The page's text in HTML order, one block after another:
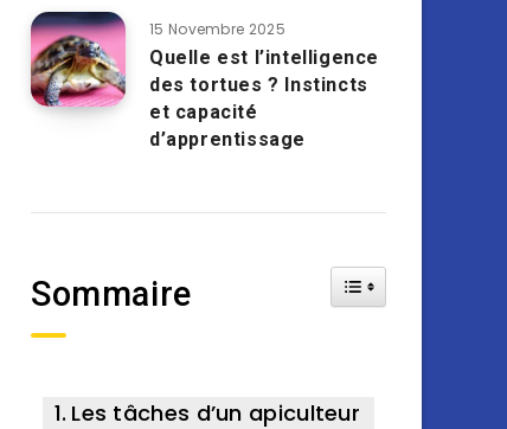
15 Novembre 2025
Quelle est l’intelligence
des tortues ? Instincts
et capacité
d’apprentissage
Sommaire Toggle Table of
Les tâches d’un apiculteur